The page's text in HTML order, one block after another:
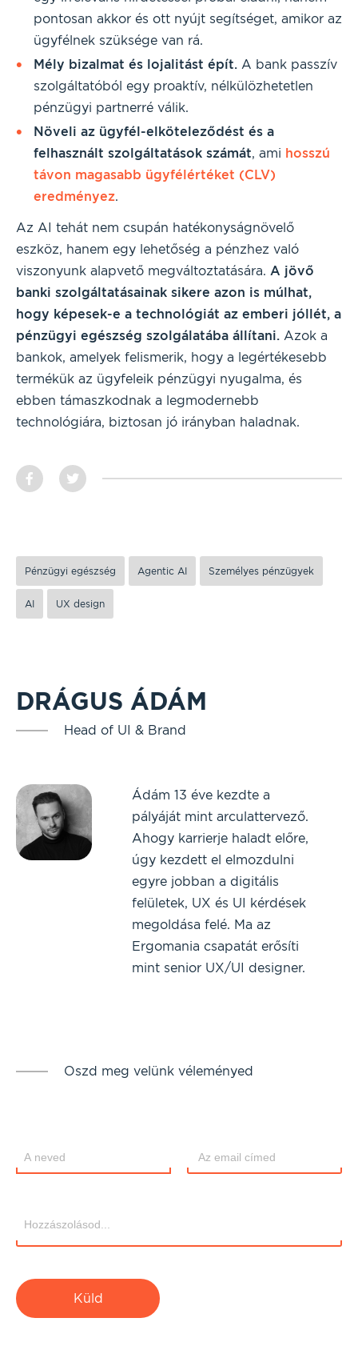
pontosan akkor és ott nyújt segítséget, amikor az
ügyfélnek szüksége van rá.
Mély bizalmat és lojalitást épít. A bank passzív
szolgáltatóból egy proaktív, nélkülözhetetlen
pénzügyi partnerré válik.
Növeli az ügyfél-elköteleződést és a
felhasznált szolgáltatások számát, ami hosszú
távon magasabb ügyfélértéket (CLV)
eredményez.
Az AI tehát nem csupán hatékonyságnövelő
eszköz, hanem egy lehetőség a pénzhez való
viszonyunk alapvető megváltoztatására. A jövő
banki szolgáltatásainak sikere azon is múlhat,
hogy képesek-e a technológiát az emberi jóllét, a
pénzügyi egészség szolgálatába állítani. Azok a
bankok, amelyek felismerik, hogy a legértékesebb
termékük az ügyfeleik pénzügyi nyugalma, és
ebben támaszkodnak a legmodernebb
technológiára, biztosan jó irányban haladnak.
Pénzügyi egészség Agentic AI Személyes pénzügyek
AI UX design
DRÁGUS ÁDÁM
Head of UI & Brand
Ádám 13 éve kezdte a
pályáját mint arculattervező.
Ahogy karrierje haladt előre,
úgy kezdett el elmozdulni
egyre jobban a digitális
felületek, UX és UI kérdések
megoldása felé. Ma az
Ergomania csapatát erősíti
mint senior UX/UI designer.
Oszd meg velünk véleményed
Küld